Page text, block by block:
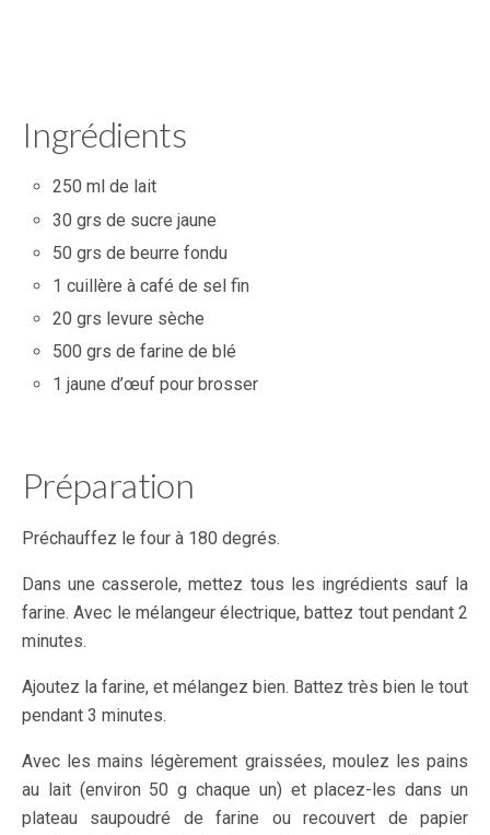
Ingrédients
250 ml de lait
30 grs de sucre jaune
50 grs de beurre fondu
1 cuillère à café de sel fin
20 grs levure sèche
500 grs de farine de blé
1 jaune d’œuf pour brosser
Préparation
Préchauffez le four à 180 degrés.
Dans une casserole, mettez tous les ingrédients sauf la
farine.Avec le mélangeur électrique, battez tout pendant 2
minutes.
Ajoutez la farine, et mélangez bien. Battez très bien le tout
pendant 3 minutes.
Avec les mains légèrement graissées, moulez les pains
au lait (environ 50 g chaque un) et placez-les dans un
plateau saupoudré de farine ou recouvert de papier